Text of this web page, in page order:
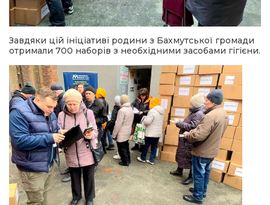
Завдяки цій ініціативі родини з Бахмутської громади
отримали 700 наборів з необхідними засобами гігієни.